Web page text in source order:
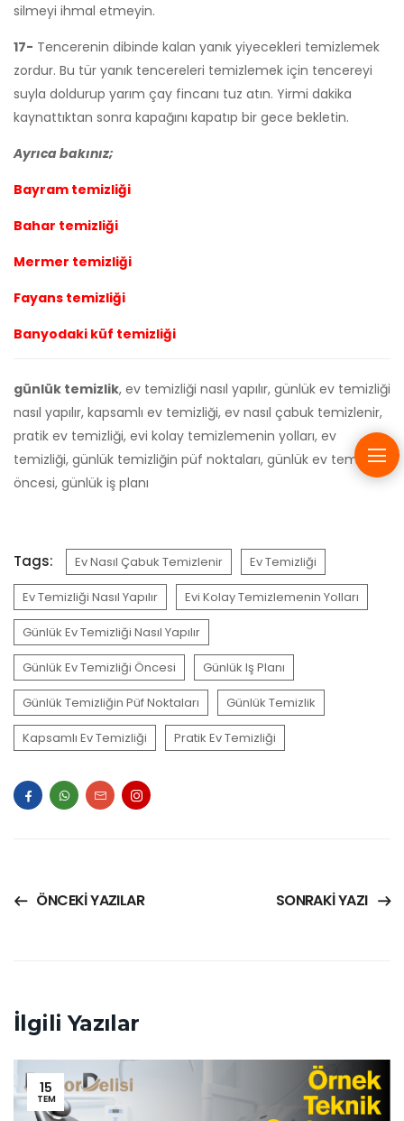
silmeyi ihmal etmeyin.
17- Tencerenin dibinde kalan yanık yiyecekleri temizlemek
zordur. Bu tür yanık tencereleri temizlemek için tencereyi
suyla doldurup yarım çay fincanı tuz atın. Yirmi dakika
kaynattıktan sonra kapağını kapatıp bir gece bekletin.
Ayrıca bakınız;
Bayram temizliği
Bahar temizliği
Mermer temizliği
Fayans temizliği
Banyodaki küf temizliği
günlük temizlik, ev temizliği nasıl yapılır, günlük ev temizliği
nasıl yapılır, kapsamlı ev temizliği, ev nasıl çabuk temizlenir,
pratik ev temizliği, evi kolay temizlemenin yolları, ev
temizliği, günlük temizliğin püf noktaları, günlük ev temizliği
öncesi, günlük iş planı
Tags: Ev Nasıl Çabuk Temizlenir Ev Temizliği
Ev Temizliği Nasıl Yapılır Evi Kolay Temizlemenin Yolları
Günlük Ev Temizliği Nasıl Yapılır
Günlük Ev Temizliği Öncesi Günlük Iş Planı
Günlük Temizliğin Püf Noktaları Günlük Temizlik
Kapsamlı Ev Temizliği Pratik Ev Temizliği
ÖNCEKI YAZILAR SONRAKI YAZI
İlgili Yazılar
15
TEM